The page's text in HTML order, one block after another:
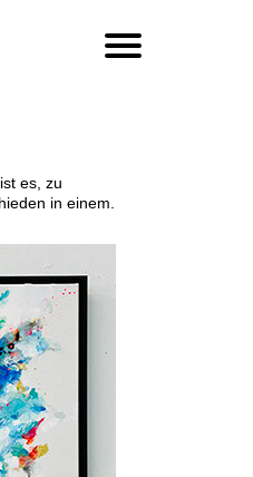
es, zu
in einem.